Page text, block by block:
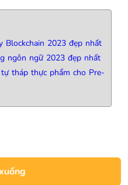
Blockchain 2023 đẹp nhất
ngôn ngữ 2023 đẹp nhất
tháp thực phẩm cho Pre-